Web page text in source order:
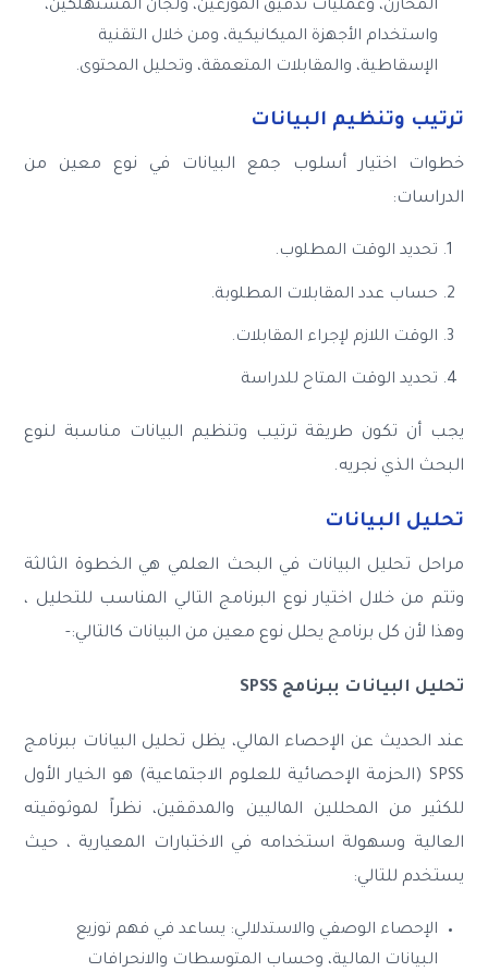
المخازن، وعمليات تدقيق الموزعين، ولجان المستهلكين،
واستخدام الأجهزة الميكانيكية، ومن خلال التقنية
الإسقاطية، والمقابلات المتعمقة، وتحليل المحتوى.
ترتيب وتنظيم البيانات
خطوات اختيار أسلوب جمع البيانات في نوع معين من
الدراسات:
تحديد الوقت المطلوب.
حساب عدد المقابلات المطلوبة.
الوقت اللازم لإجراء المقابلات.
تحديد الوقت المتاح للدراسة
يجب أن تكون طريقة ترتيب وتنظيم البيانات مناسبة لنوع
البحث الذي نجريه.
تحليل البيانات
مراحل تحليل البيانات في البحث العلمي هي الخطوة الثالثة
وتتم من خلال اختيار نوع البرنامج التالي المناسب للتحليل ،
وهذا لأن كل برنامج يحلل نوع معين من البيانات كالتالي:-
تحليل البيانات ببرنامج SPSS
عند الحديث عن الإحصاء المالي، يظل تحليل البيانات ببرنامج
SPSS (الحزمة الإحصائية للعلوم الاجتماعية) هو الخيار الأول
للكثير من المحللين الماليين والمدققين، نظراً لموثوقيته
العالية وسهولة استخدامه في الاختبارات المعيارية ، حيث
يستخدم للتالي:
الإحصاء الوصفي والاستدلالي: يساعد في فهم توزيع
البيانات المالية، وحساب المتوسطات والانحرافات